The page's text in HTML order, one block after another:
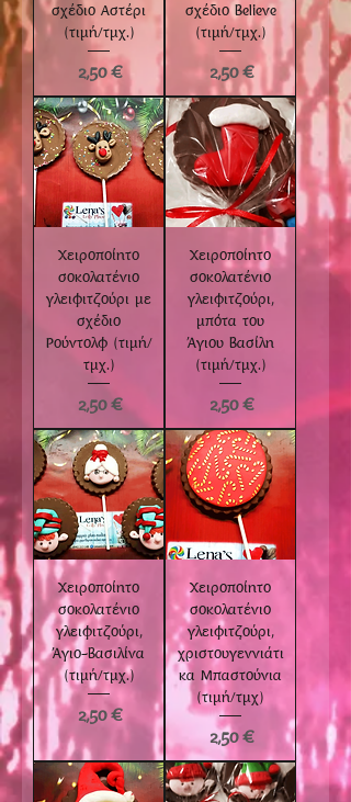
σχέδιο Αστέρι
(τιμή/τμχ.)
Τιμή
2,50 €
σχέδιο Believe
(τιμή/τμχ.)
Τιμή
2,50 €
Χειροποίητο
σοκολατένιο
γλειφιτζούρι με
σχέδιο
Ρούντολφ (τιμή/
τμχ.)
Τιμή
2,50 €
Χειροποίητο
σοκολατένιο
γλειφιτζούρι,
μπότα του
Άγιου Βασίλη
(τιμή/τμχ.)
Τιμή
2,50 €
Χειροποίητο
σοκολατένιο
γλειφιτζούρι,
Άγιο-Βασιλίνα
(τιμή/τμχ.)
Τιμή
2,50 €
Χειροποίητο
σοκολατένιο
γλειφιτζούρι,
χριστουγεννιάτι
κα Μπαστούνια
(τιμή/τμχ)
Τιμή
2,50 €